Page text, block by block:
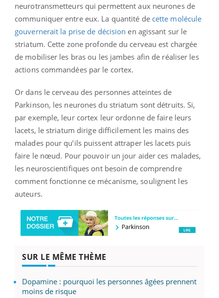
neurotransmetteurs qui permettent aux neurones de
communiquer entre eux. La quantité de cette molécule
gouvernerait la prise de décision en agissant sur le
striatum. Cette zone profonde du cerveau est chargée
de mobiliser les bras ou les jambes afin de réaliser les
actions commandées par le cortex.
Or dans le cerveau des personnes atteintes de
Parkinson, les neurones du striatum sont détruits. Si,
par exemple, leur cortex leur ordonne de faire leurs
lacets, le striatum dirige difficilement les mains des
malades pour qu’ils puissent attraper les lacets puis
faire le nœud. Pour pouvoir un jour aider ces malades,
les neuroscientifiques ont besoin de comprendre
comment fonctionne ce mécanisme, soulignent les
auteurs.
SUR LE MÊME THÈME
Dopamine : pourquoi les personnes âgées prennent
moins de risque